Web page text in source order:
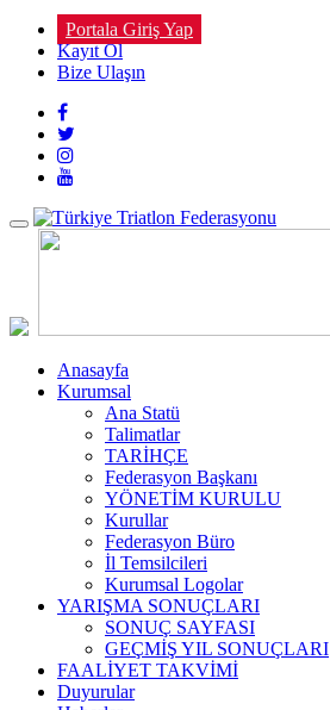
Portala Giriş Yap
Kayıt Ol
Bize Ulaşın
Toggle
navigation
Anasayfa
Kurumsal
Ana Statü
Talimatlar
TARİHÇE
Federasyon Başkanı
YÖNETİM KURULU
Kurullar
Federasyon Büro
İl Temsilcileri
Kurumsal Logolar
YARIŞMA SONUÇLARI
SONUÇ SAYFASI
GEÇMİŞ YIL SONUÇLARI
FAALİYET TAKVİMİ
Duyurular